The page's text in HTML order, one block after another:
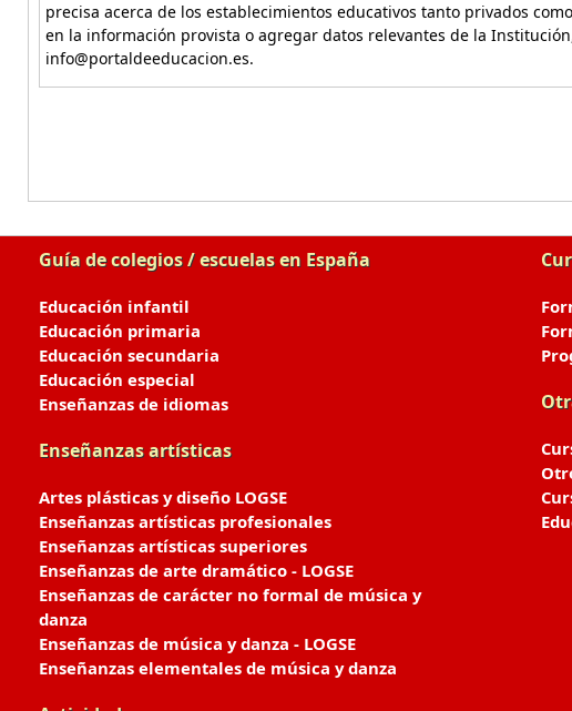
precisa acerca de los establecimientos educativos tanto privados
en la información provista o agregar datos relevantes de la
info@portaldeeducacion.es.
Guía de colegios / escuelas en España
Educación infantil
Educación primaria
Educación secundaria
Educación especial
Enseñanzas de idiomas
Enseñanzas artísticas
Artes plásticas y diseño LOGSE
Enseñanzas artísticas profesionales
Enseñanzas artísticas superiores
Enseñanzas de arte dramático - LOGSE
Enseñanzas de carácter no formal de música y
danza
Enseñanzas de música y danza - LOGSE
Enseñanzas elementales de música y danza